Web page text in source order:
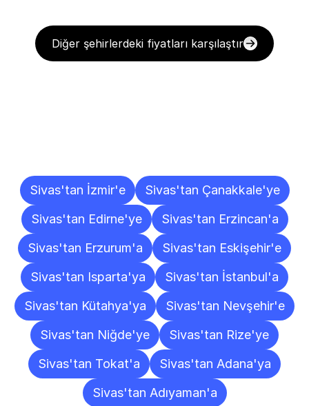
Diğer şehirlerdeki fiyatları karşılaştır
Sivas'tan İzmir'e
Sivas'tan Çanakkale'ye
Sivas'tan Edirne'ye
Sivas'tan Erzincan'a
Sivas'tan Erzurum'a
Sivas'tan Eskişehir'e
Sivas'tan Isparta'ya
Sivas'tan İstanbul'a
Sivas'tan Kütahya'ya
Sivas'tan Nevşehir'e
Sivas'tan Niğde'ye
Sivas'tan Rize'ye
Sivas'tan Tokat'a
Sivas'tan Adana'ya
Sivas'tan Adıyaman'a